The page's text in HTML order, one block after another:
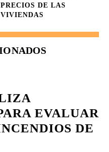
PRECIOS DE LAS
VIVIENDAS
EVALUAR
DE